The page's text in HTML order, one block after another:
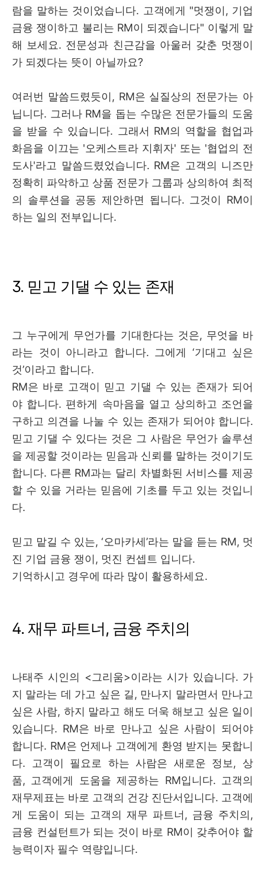
람을 말하는 것이었습니다. 고객에게 "멋쟁이, 기업
금융 쟁이하고 불리는 RM이 되겠습니다" 이렇게 말
해 보세요. 전문성과 친근감을 아울러 갖춘 멋쟁이
가 되겠다는 뜻이 아닐까요?
여러번 말씀드렸듯이, RM은 실질상의 전문가는 아
닙니다. 그러나 RM을 돕는 수많은 전문가들의 도움
을 받을 수 있습니다. 그래서 RM의 역할을 협업과
화음을 이끄는 '오케스트라 지휘자' 또는 '협업의 전
도사'라고 말씀드렸었습니다. RM은 고객의 니즈만
정확히 파악하고 상품 전문가 그룹과 상의하여 최적
의 솔루션을 공동 제안하면 됩니다. 그것이 RM이
하는 일의 전부입니다.
3. 믿고 기댈 수 있는 존재
그 누구에게 무언가를 기대한다는 것은, 무엇을 바
라는 것이 아니라고 합니다.
그에게 ‘기대고 싶은
것’이라고 합니다.
RM은 바로 고객이 믿고 기댈 수 있는 존재가 되어
야 합니다. 편하게 속마음을 열고 상의하고 조언을
구하고 의견을 나눌 수 있는 존재가 되어야 합니다.
믿고 기댈 수 있다는 것은 그 사람은 무언가 솔루션
을 제공할 것이라는 믿음과 신뢰를 말하는 것이기도
합니다. 다른 RM과는 달리 차별화된 서비스를 제공
할 수 있을 거라는 믿음에 기초를 두고 있는 것입니
다.
믿고 맡길 수 있는, ‘오마카세’라는 말을 듣는 RM, 멋
진 기업 금융 쟁이, 멋진 컨셉트 입니다.
기억하시고 경우에 따라 많이 활용하세요.
4. 재무 파트너, 금융 주치의
나태주 시인의 < 그리움>이라는 시가 있습니다. 가
지 말라는 데 가고 싶은 길, 만나지 말라면서 만나고
싶은 사람, 하지 말라고 해도 더욱 해보고 싶은 일이
있습니다. RM은 바로 만나고 싶은 사람이 되어야
합니다. RM은 언제나 고객에게 환영 받지는 못합니
다. 고객이 필요로 하는 사람은 새로운 정보 ,
상
품, 고객에게 도움을 제공하는 RM입니다. 고객의
재무제표는 바로 고객의 건강 진단서입니다. 고객에
게 도움이 되는 고객의 재무 파트너, 금융 주치의,
금융 컨설턴트가 되는 것이 바로 RM이 갖추어야 할
능력이자 필수 역량입니다.